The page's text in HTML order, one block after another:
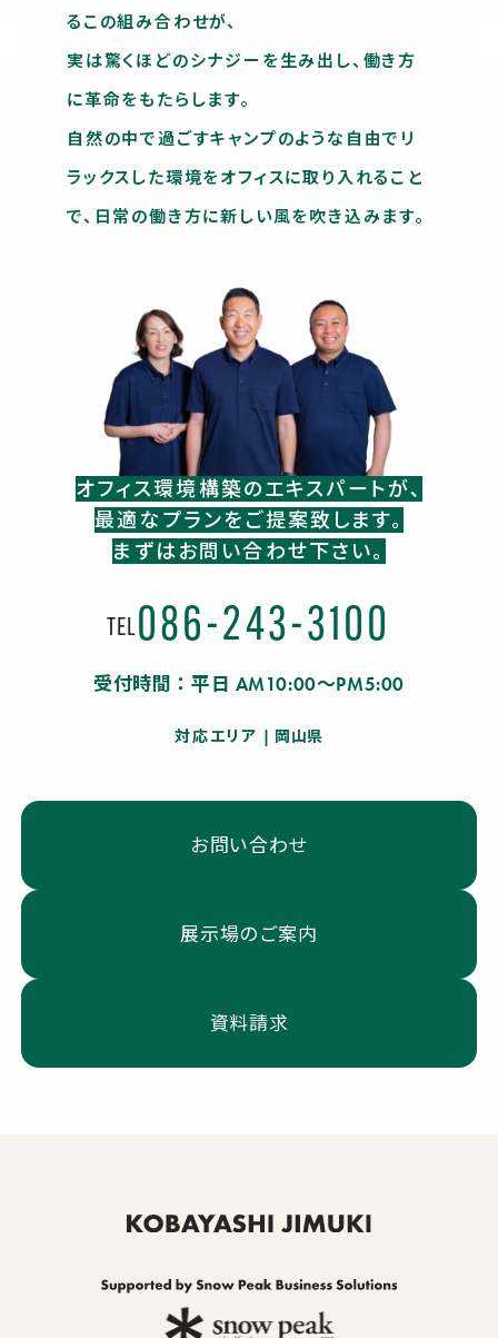
るこの組み合わせが、
実は驚くほどのシナジーを生み出し、働き方
に革命をもたらします。
自然の中で過ごすキャンプのような自由でリ
ラックスした環境をオフィスに取り入れること
で、日常の働き方に新しい風を吹き込みます。
オフィス環境構築のエキスパートが､
最適なプランをご提案致します。
まずはお問い合わせ下さい。
TEL086-243-3100
受付時間：平日 AM10:00～PM5:00
対応エリア | 岡山県
お問い合わせ
展示場のご案内
資料請求